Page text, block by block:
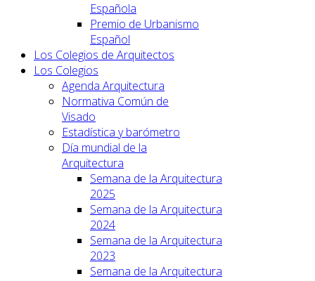
Española
Premio de Urbanismo
Español
Los Colegios de Arquitectos
Los Colegios
Agenda Arquitectura
Normativa Común de
Visado
Estadística y barómetro
Día mundial de la
Arquitectura
Semana de la Arquitectura
2025
Semana de la Arquitectura
2024
Semana de la Arquitectura
2023
Semana de la Arquitectura